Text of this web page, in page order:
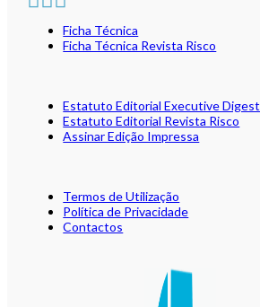
Ficha Técnica
Ficha Técnica Revista Risco
Estatuto Editorial Executive Digest
Estatuto Editorial Revista Risco
Assinar Edição Impressa
Termos de Utilização
Política de Privacidade
Contactos